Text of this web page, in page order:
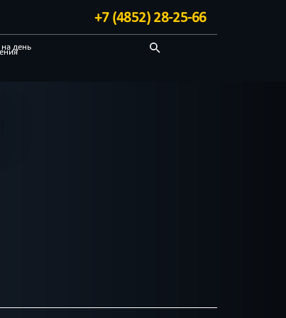
+7 (4852) 28-25-66
на день